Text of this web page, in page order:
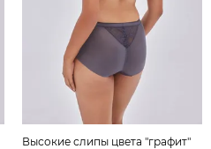
Высокие слипы цвета "графит"